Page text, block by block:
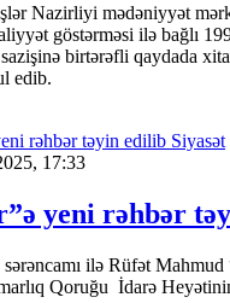
Nazirliyi mədəniyyət
göstərməsi ilə bağlı
birtərəfli qaydada
edib.
Siyasət
17:33
yeni rəhbər
sərəncamı ilə Rüfət
Qoruğu İdarə